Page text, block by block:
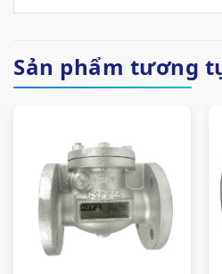
Sản phẩm tương